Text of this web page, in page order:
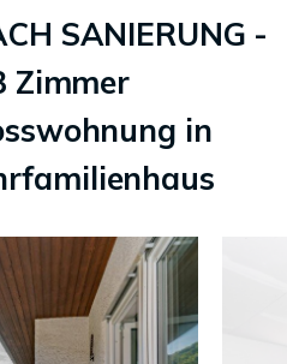
SANIERUNG -
Zimmer
in